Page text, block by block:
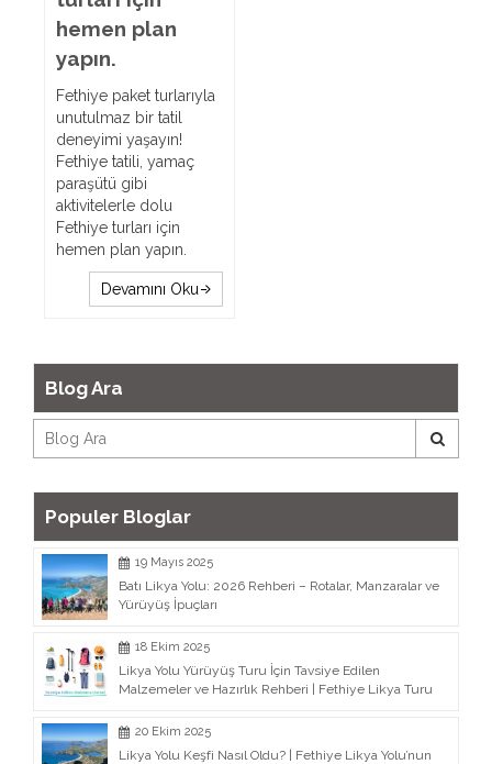
hemen plan
yapın.
Fethiye paket turlarıyla
unutulmaz bir tatil
deneyimi yaşayın!
Fethiye tatili, yamaç
paraşütü gibi
aktivitelerle dolu
Fethiye turları için
hemen plan yapın.
Devamını Oku
Blog Ara
Populer Bloglar
19 Mayıs 2025
Batı Likya Yolu: 2026 Rehberi – Rotalar, Manzaralar ve
Yürüyüş İpuçları
18 Ekim 2025
Likya Yolu Yürüyüş Turu İçin Tavsiye Edilen
Malzemeler ve Hazırlık Rehberi | Fethiye Likya Turu
20 Ekim 2025
Likya Yolu Keşfi Nasıl Oldu? | Fethiye Likya Yolu’nun